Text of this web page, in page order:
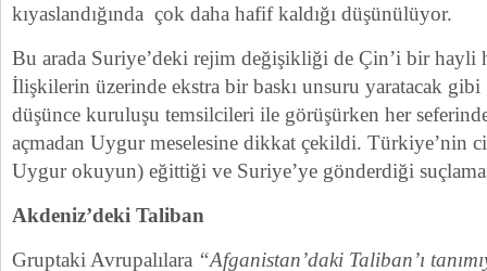
kıyaslandığında çok daha hafif kaldığı düşünülüyor.
Bu arada Suriye’deki rejim değişikliği de Çin’i bir hayli
İlişkilerin üzerinde ekstra bir baskı unsuru yaratacak
düşünce kuruluşu temsilcileri ile görüşürken her seferinde
açmadan Uygur meselesine dikkat çekildi. Türkiye’nin
Uygur okuyun) eğittiği ve Suriye’ye gönderdiği
Akdeniz’deki Taliban
Gruptaki Avrupalılara “Afganistan’daki Taliban’ı